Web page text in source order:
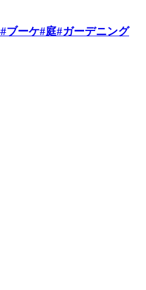
ブーケ#庭#ガーデニング